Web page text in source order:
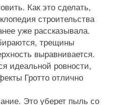
Как это сделать,
строительства
уже рассказывала.
трещины
выравнивается.
идеальной ровности,
Гротто отлично
Это уберет пыль со